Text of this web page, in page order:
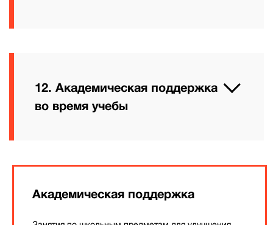
12. Академическая поддержка
во время учебы
Академическая поддержка